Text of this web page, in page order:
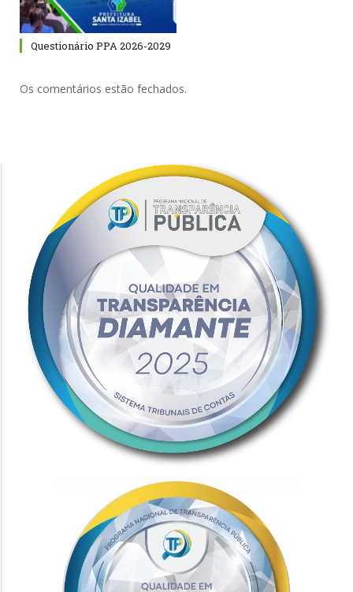
Questionário PPA 2026-2029
Os comentários estão fechados.